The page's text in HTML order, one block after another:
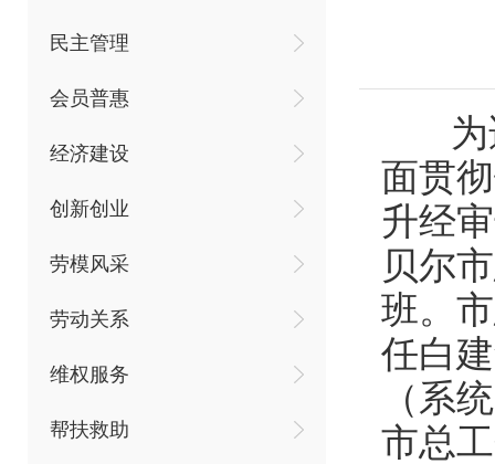
民主管理
会员普惠
经济建设
创新创业
劳模风采
劳动关系
维权服务
帮扶救助
为适
面贯
升经
贝尔
班。
任白
（系
市总